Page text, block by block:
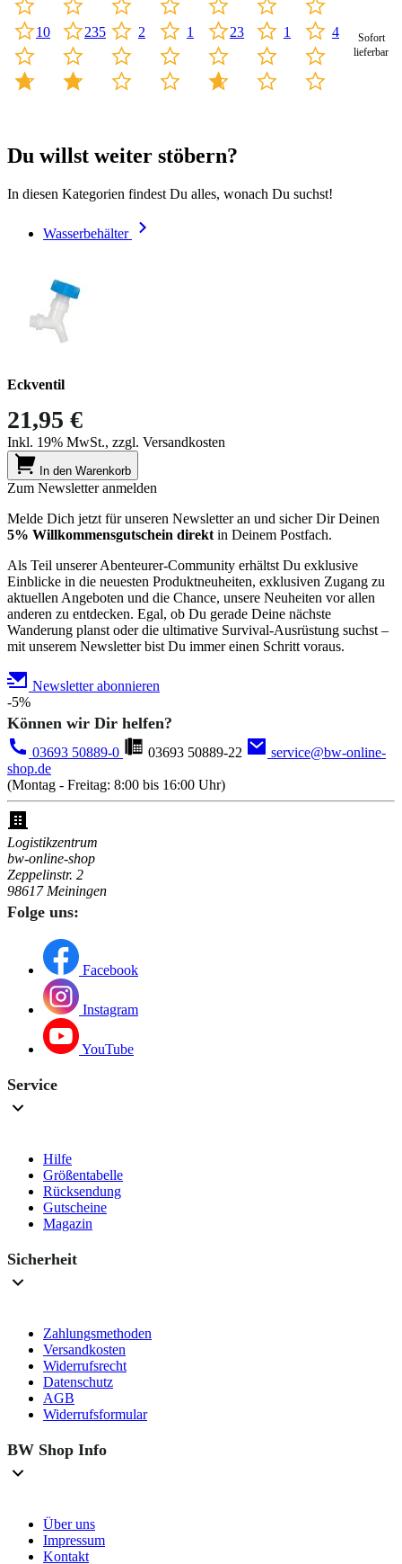
10 235 2 1 23 1 4
Sofort
lieferbar
Du willst weiter stöbern?
In diesen Kategorien findest Du alles, wonach Du suchst!
Wasserbehälter
Eckventil
21,95 €
Inkl. 19% MwSt., zzgl. Versandkosten
In den Warenkorb
Zum Newsletter anmelden
Melde Dich jetzt für unseren Newsletter an und sicher Dir Deinen
5% Willkommensgutschein direkt in Deinem Postfach.
Als Teil unserer Abenteurer-Community erhältst Du exklusive
Einblicke in die neuesten Produktneuheiten, exklusiven Zugang zu
aktuellen Angeboten und die Chance, unsere Neuheiten vor allen
anderen zu entdecken. Egal, ob Du gerade Deine nächste
Wanderung planst oder die ultimative Survival-Ausrüstung suchst –
mit unserem Newsletter bist Du immer einen Schritt voraus.
Newsletter abonnieren
-5%
Können wir Dir helfen?
03693 50889-0 03693 50889-22
service@bw-online-
shop.de
(Montag - Freitag: 8:00 bis 16:00 Uhr)
Logistikzentrum
bw-online-shop
Zeppelinstr. 2
98617 Meiningen
Folge uns:
Facebook
Instagram
YouTube
Service
Hilfe
Größentabelle
Rücksendung
Gutscheine
Magazin
Sicherheit
Zahlungsmethoden
Versandkosten
Widerrufsrecht
Datenschutz
AGB
Widerrufsformular
BW Shop Info
Über uns
Impressum
Kontakt